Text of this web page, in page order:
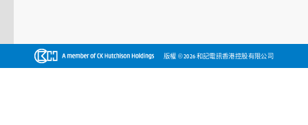
版權 ©2026 和記電訊香港控股有限公司